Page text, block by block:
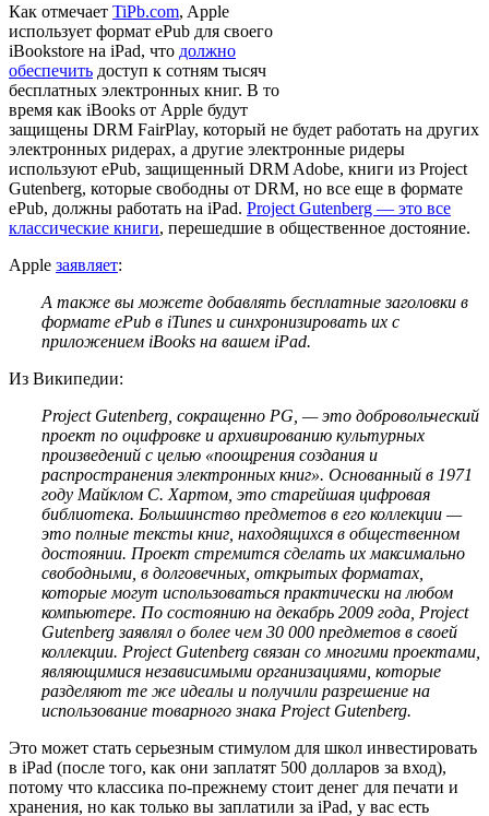
Как отмечает TiPb.com, Apple
использует формат ePub для своего
iBookstore на iPad, что должно
обеспечить доступ к сотням тысяч
бесплатных электронных книг. В то
время как iBooks от Apple будут
защищены DRM FairPlay, который не будет работать на других
электронных ридерах, а другие электронные ридеры
используют ePub, защищенный DRM Adobe, книги из Project
Gutenberg, которые свободны от DRM, но все еще в формате
ePub, должны работать на iPad. Project Gutenberg — это все
классические книги, перешедшие в общественное достояние.
Apple заявляет:
А также вы можете добавлять бесплатные заголовки в
формате ePub в iTunes и синхронизировать их с
приложением iBooks на вашем iPad.
Из Википедии:
Project Gutenberg, сокращенно PG, — это добровольческий
проект по оцифровке и архивированию культурных
произведений с целью «поощрения создания и
распространения электронных книг». Основанный в 1971
году Майклом С. Хартом, это старейшая цифровая
библиотека. Большинство предметов в его коллекции —
это полные тексты книг, находящихся в общественном
достоянии. Проект стремится сделать их максимально
свободными, в долговечных, открытых форматах,
которые могут использоваться практически на любом
компьютере. По состоянию на декабрь 2009 года, Project
Gutenberg заявлял о более чем 30 000 предметов в своей
коллекции. Project Gutenberg связан со многими проектами,
являющимися независимыми организациями, которые
разделяют те же идеалы и получили разрешение на
использование товарного знака Project Gutenberg.
Это может стать серьезным стимулом для школ инвестировать
в iPad (после того, как они заплатят 500 долларов за вход),
потому что классика по-прежнему стоит денег для печати и
хранения, но как только вы заплатили за iPad, у вас есть